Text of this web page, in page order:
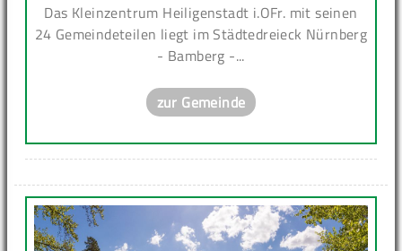
Das Kleinzentrum Heiligenstadt i.OFr. mit seinen
24 Gemeindeteilen liegt im Städtedreieck Nürnberg
- Bamberg -...
zur Gemeinde